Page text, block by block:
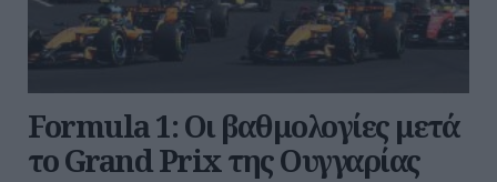
Formula 1: Οι βαθμολογίες μετά
το Grand Prix της Ουγγαρίας